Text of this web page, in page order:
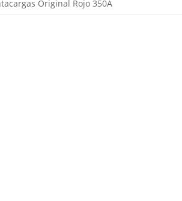
Original Rojo 350A